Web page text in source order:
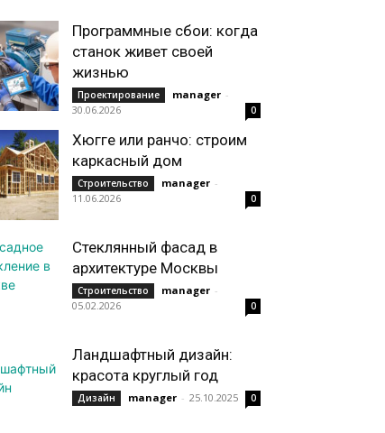
Программные сбои: когда
станок живет своей
жизнью
Проектирование manager -
30.06.2026
0
Хюгге или ранчо: строим
каркасный дом
Строительство manager -
11.06.2026
0
Стеклянный фасад в
архитектуре Москвы
Строительство manager -
05.02.2026
0
Ландшафтный дизайн:
красота круглый год
Дизайн manager - 25.10.2025 0